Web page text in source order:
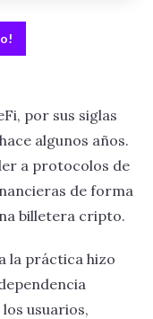
por sus siglas
algunos años.
a protocolos de
de forma
billetera cripto.
la práctica hizo
usuarios,